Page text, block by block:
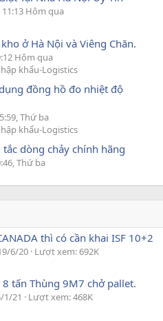
11:13 Hôm qua
ở Hà Nội và Viêng Chăn.
Hôm qua
khẩu-Logistics
đồng hồ đo nhiệt độ
Thứ ba
khẩu-Logistics
dòng chảy chính hãng
Thứ ba
thì có cần khai ISF 10+2
6/20 Lượt xem: 692K
8 tấn Thùng 9M7 chở pallet.
1/21
Lượt xem: 468K